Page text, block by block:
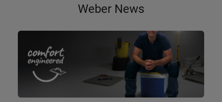
Weber News